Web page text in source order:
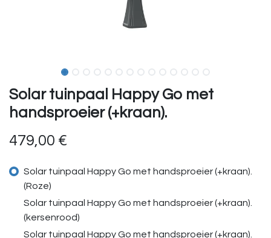
Solar tuinpaal Happy Go met
handsproeier (+kraan).
479,00 €
Solar tuinpaal Happy Go met handsproeier (+kraan).
(Roze)
Solar tuinpaal Happy Go met handsproeier (+kraan).
(kersenrood)
Solar tuinpaal Happy Go met handsproeier (+kraan).